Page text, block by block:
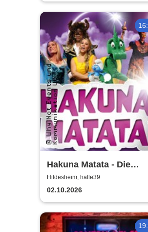
Hakuna Matata - Die
einzigartige große
Kindermusical-Gala
Hildesheim, halle39
02.10.2026